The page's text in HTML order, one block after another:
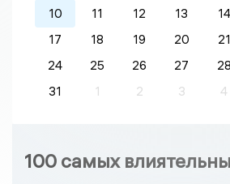
10
11 12 13 14
17
18 19 20 21
24
25 26 27 28
31
1 2 3 4
100 самых